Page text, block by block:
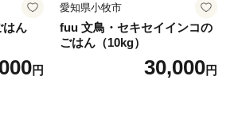
はん
円
愛知県小牧市
fuu 文鳥・セキセイインコの
ごはん（10kg）
30,000円